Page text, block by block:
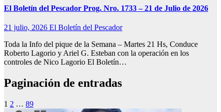
El Boletín del Pescador Prog. Nro. 1733 – 21 de Julio de 2026
21 julio, 2026 El Boletín del Pescador
Toda la Info del pique de la Semana – Martes 21 Hs, Conduce
Roberto Lagorio y Ariel G. Esteban con la operación en los
controles de Nico Lagorio El Boletín…
Paginación de entradas
1 2 … 89